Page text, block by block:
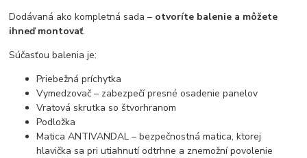
Dodávaná ako kompletná sada – otvoríte balenie a môžete
ihneď montovať.
Súčasťou balenia je:
Priebežná príchytka
Vymedzovač – zabezpečí presné osadenie panelov
Vratová skrutka so štvorhranom
Podložka
Matica ANTIVANDAL – bezpečnostná matica, ktorej
hlavička sa pri utiahnutí odtrhne a znemožní povolenie